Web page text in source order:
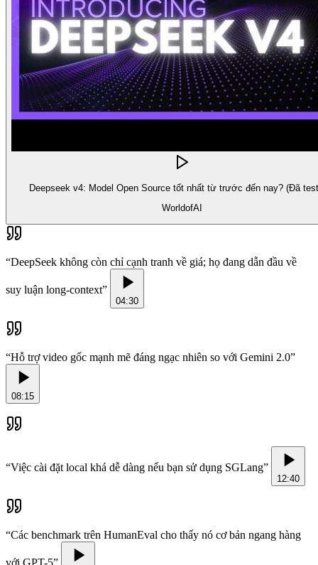
Deepseek v4: Model Open Source tốt nhất từ trước đến nay? (Đã
WorldofAI
“DeepSeek không còn chỉ cạnh tranh về giá; họ đang dẫn đầu về
suy luận long-context”
04:30
“Hỗ trợ video gốc mạnh mẽ đáng ngạc nhiên so với Gemini 2.0”
08:15
“Việc cài đặt local khá dễ dàng nếu bạn sử dụng SGLang”
12:40
“Các benchmark trên HumanEval cho thấy nó cơ bản ngang hàng